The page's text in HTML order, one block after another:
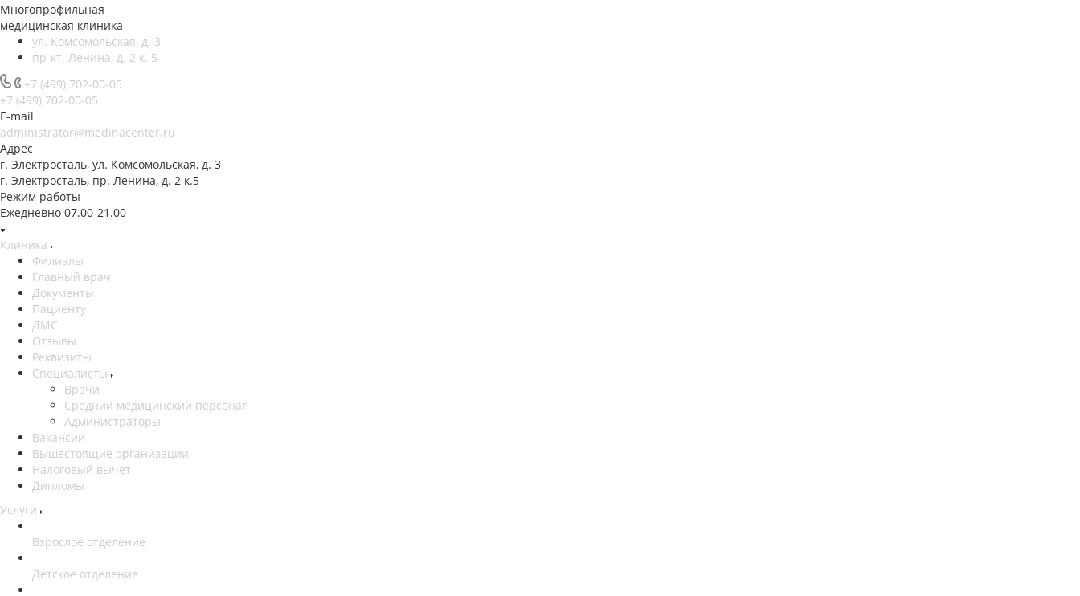
Многопрофильная
медицинская клиника
ул. Комсомольская, д. 3
пр-кт. Ленина, д. 2 к. 5
+7 (499) 702-00-05
+7 (499) 702-00-05
E-mail
administrator@medinacenter.ru
Адрес
г. Электросталь, ул. Комсомольская, д. 3
г. Электросталь, пр. Ленина, д. 2 к.5
Режим работы
Ежедневно 07.00-21.00
Клиника
Филиалы
Главный врач
Документы
Пациенту
ДМС
Отзывы
Реквизиты
Специалисты
Врачи
Средний медицинский персонал
Администраторы
Вакансии
Вышестоящие организации
Налоговый вычет
Дипломы
Услуги
Взрослое отделение
Детское отделение